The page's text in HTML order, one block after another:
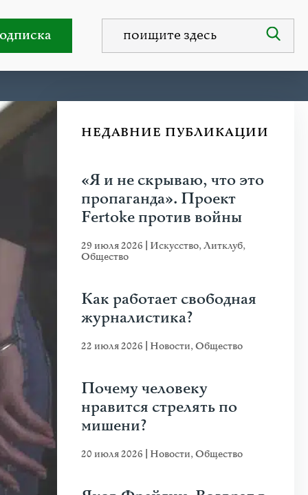
НЕДАВНИЕ ПУБЛИКАЦИИ
«Я и не скрываю, что это
пропаганда». Проект
Fertoke против войны
29 июля 2026 Искусство,Литклуб,
Общество
Как работает свободная
журналистика?
22 июля 2026 Новости,Общество
Почему человеку
нравится стрелять по
мишени?
20 июля 2026 Новости,Общество